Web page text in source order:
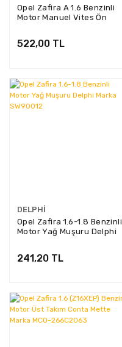
Opel Zafira A 1.6 Benzinli
Motor Manuel Vites Ön
522,00 TL
DELPHI
Opel Zafira 1.6-1.8 Benzinli
Motor Yağ Muşuru Delphi
241,20 TL